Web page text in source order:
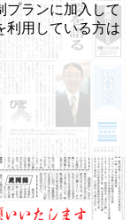
プランに加入して
利用している方は